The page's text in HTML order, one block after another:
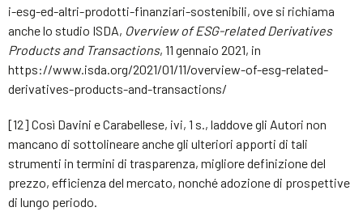
i-esg-ed-altri-prodotti-finanziari-sostenibili, ove si richiama
anche lo studio ISDA, Overview of ESG-related Derivatives
Products and Transactions, 11 gennaio 2021, in
https://www.isda.org/2021/01/11/overview-of-esg-related-
derivatives-products-and-transactions/
[12] Così Davini e Carabellese, ivi, 1 s., laddove gli Autori non
mancano di sottolineare anche gli ulteriori apporti di tali
strumenti in termini di trasparenza, migliore definizione del
prezzo, efficienza del mercato, nonché adozione di prospettive
di lungo periodo.